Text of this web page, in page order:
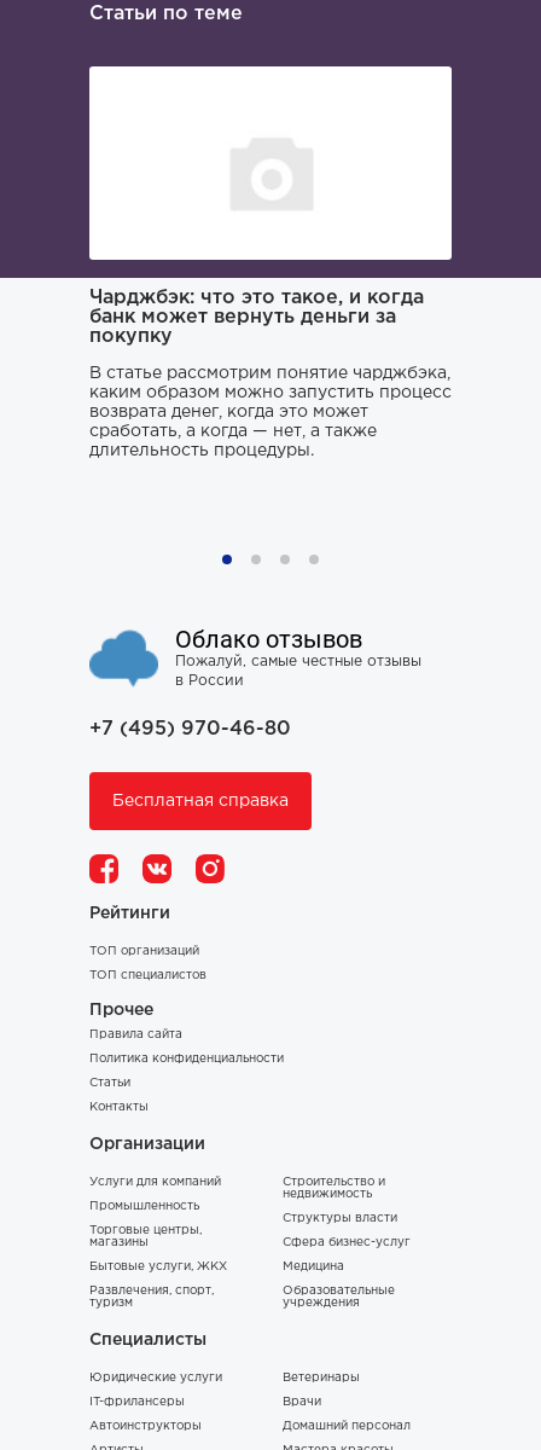
Статьи по теме
Чарджбэк: что это такое, и когда
банк может вернуть деньги за
покупку
В статье рассмотрим понятие чарджбэка,
каким образом можно запустить процесс
возврата денег, когда это может
сработать, а когда — нет, а также
длительность процедуры.
Облако отзывов
Пожалуй, самые честные отзывы
в России
+7 (495) 970-46-80
Бесплатная справка
Рейтинги
ТОП организаций
ТОП специалистов
Прочее
Правила сайта
Политика конфиденциальности
Статьи
Контакты
Организации
Услуги для компаний
Промышленность
Торговые центры,
магазины
Бытовые услуги, ЖКХ
Развлечения, спорт,
туризм
Строительство и
недвижимость
Структуры власти
Сфера бизнес-услуг
Медицина
Образовательные
учреждения
Специалисты
Юридические услуги
IT-фрилансеры
Автоинструкторы
Ветеринары
Врачи
Домашний персонал